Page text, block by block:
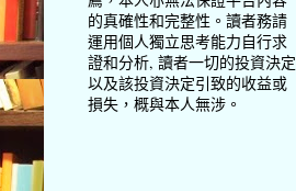
的真確性和完整性。讀者務請
運用個人獨立思考能力自行求
證和分析, 讀者一切的投資決定
以及該投資決定引致的收益或
損失，概與本人無涉。